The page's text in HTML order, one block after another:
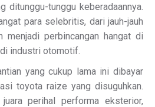
ditunggu-tunggu keberadaannya.
para selebritis, dari jauh-jauh
perbincangan hangat di
industri otomotif.
yang cukup lama ini dibayar
toyota raize yang disuguhkan.
perihal performa eksterior,